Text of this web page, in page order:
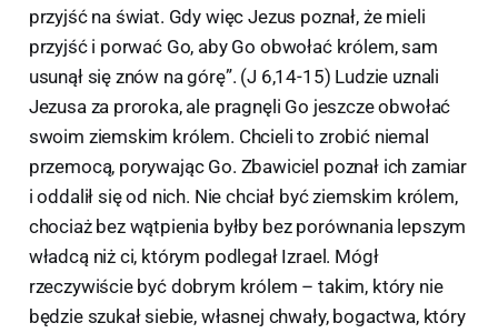
przyjść na świat. Gdy więc Jezus poznał, że mieli
przyjść i porwać Go, aby Go obwołać królem, sam
usunął się znów na górę”. (J 6,14-15) Ludzie uznali
Jezusa za proroka, ale pragnęli Go jeszcze obwołać
swoim ziemskim królem. Chcieli to zrobić niemal
przemocą, porywając Go. Zbawiciel poznał ich zamiar
i oddalił się od nich. Nie chciał być ziemskim królem,
chociaż bez wątpienia byłby bez porównania lepszym
władcą niż ci, którym podlegał Izrael. Mógł
rzeczywiście być dobrym królem – takim, który nie
będzie szukał siebie, własnej chwały, bogactwa, który